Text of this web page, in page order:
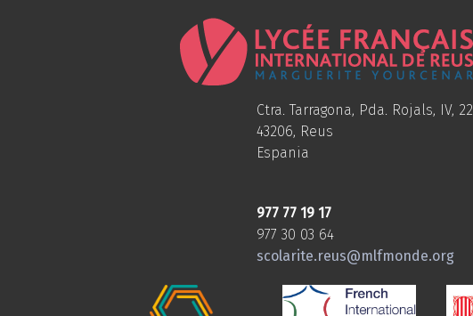
Ctra. Tarragona, Pda. Rojals, IV, 22
43206, Reus
Espania
977 77 19 17
977 30 03 64
scolarite.reus@mlfmonde.org